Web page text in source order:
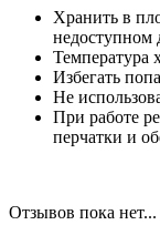
Хранить в
недоступном
Температура
Избегать
Не
При работе
перчатки и
Отзывов пока нет...